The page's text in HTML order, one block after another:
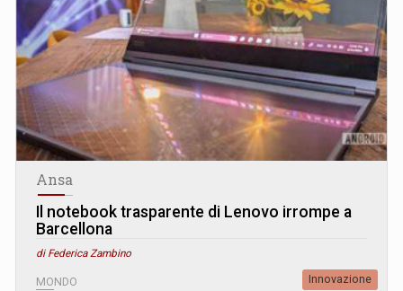
Ansa
Il notebook trasparente di Lenovo irrompe a
Barcellona
di Federica Zambino
MONDO Innovazione